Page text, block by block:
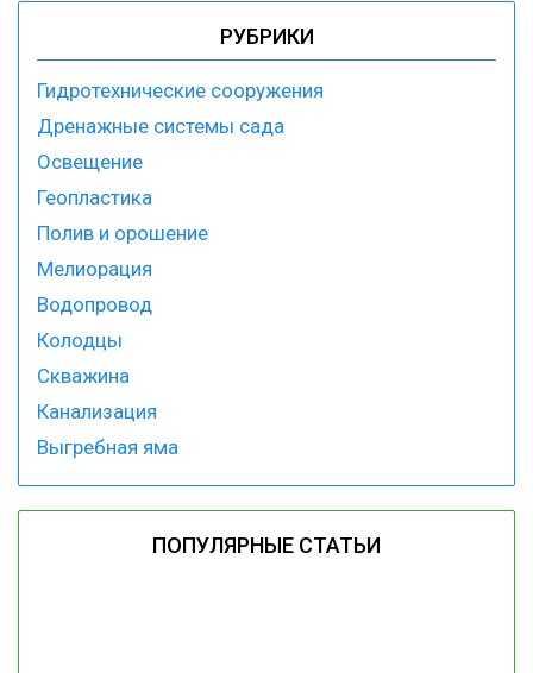
РУБРИКИ
Гидротехнические сооружения
Дренажные системы сада
Освещение
Геопластика
Полив и орошение
Мелиорация
Водопровод
Колодцы
Скважина
Канализация
Выгребная яма
ПОПУЛЯРНЫЕ СТАТЬИ